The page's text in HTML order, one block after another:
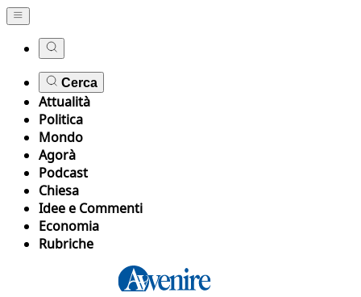
Cerca
Attualità
Politica
Mondo
Agorà
Podcast
Chiesa
Idee e Commenti
Economia
Rubriche